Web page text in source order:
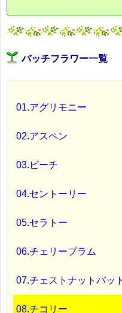
バッチフラワー一覧
01.アグリモニー
02.アスペン
03.ビーチ
04.セントーリー
05.セラトー
06.チェリープラム
07.チェストナットバット
08.チコリー